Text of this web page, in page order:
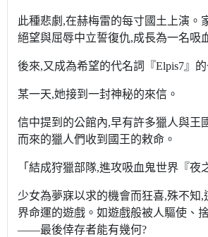
此種悲劇,在赫梅雷的每寸國土上演。
絕望與屈辱中立誓復仇,成長為一名吸
後來,又成為希望的代名詞『Elpis7』的
某一天,她接到一封神秘的來信。
信中提到的公館內,早有許多獵人與王
而來的獵人們收到國王的敕命。
「結成狩獵部隊,進攻吸血鬼世界『夜
少女為夢寐以求的機會而狂喜,殊不知
界命運的遊戲。如遊戲般被人驅使、
——最後倖存者能有幾何?